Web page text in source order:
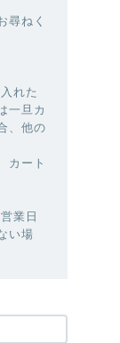
尋ねく
れた
一旦カ
、他の
カート
業日
い場